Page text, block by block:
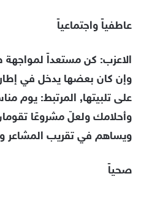
عاطفياً واجتماعياً
الاعزب: كن مستعداً لمواجهة
وإن كان بعضها يدخل في
على تلبيتها, المرتبط: يوم
وأحلامك ولعلّ مشروعًا
ويساهم في تقريب المشاعر
صحياً